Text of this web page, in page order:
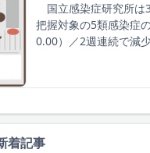
国立感染症研究所は
把握対象の5類感染症
0.00）／2週連続で減
着記事